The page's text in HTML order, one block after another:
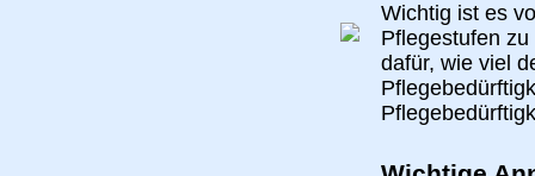
Wichtig ist es
Pflegestufen
dafür, wie viel